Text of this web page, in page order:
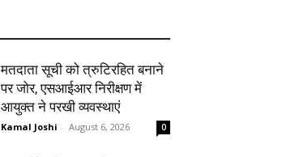
मतदाता सूची को त्रुटिरहित बनाने
पर जोर, एसआईआर निरीक्षण में
आयुक्त ने परखी व्यवस्थाएं
Kamal Joshi - August 6, 2026 0